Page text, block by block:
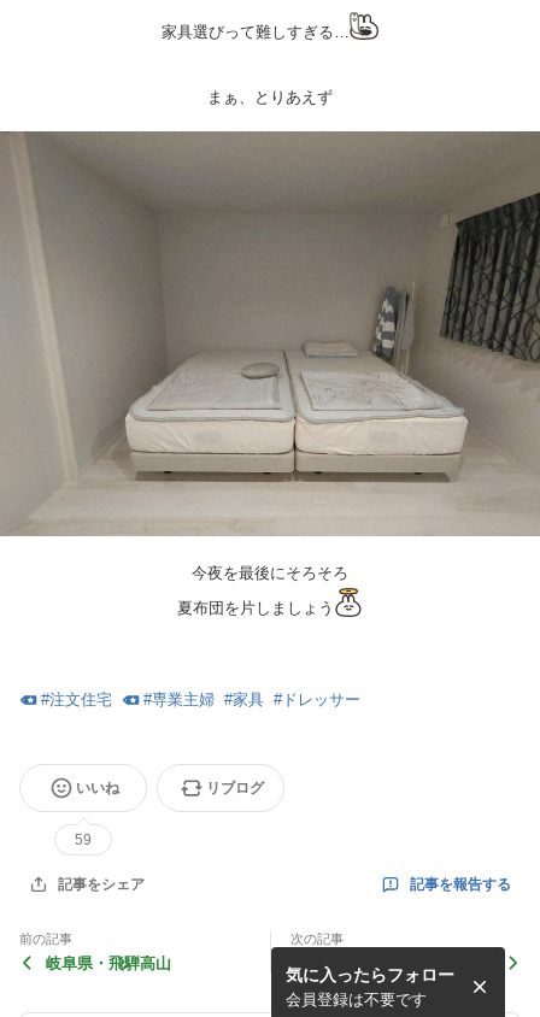
家具選びって難しすぎる…
まぁ、とりあえず
今夜を最後にそろそろ
夏布団を片しましょう
#注文住宅 #専業主婦 #家具 #ドレッサー
いいね
59
リブログ
記事をシェア 記事を報告する
前の記事
岐阜県・飛騨高山
次の記事
気に入ったらフォロー
会員登録は不要です